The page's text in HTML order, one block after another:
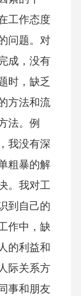
工作态度
问题。对
成，没有
时，缺乏
方法和流
法。例
我没有深
粗暴的解
。我对工
到自己的
作中，缺
的利益和
际关系方
事和朋友